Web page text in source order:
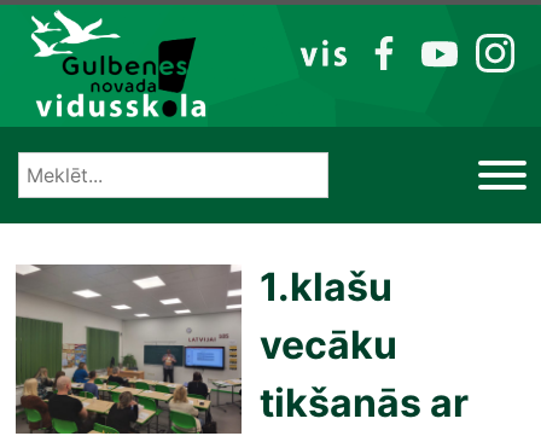
Izlaist
VIS
FB YT IG
1.klašu
vecāku
tikšanās ar